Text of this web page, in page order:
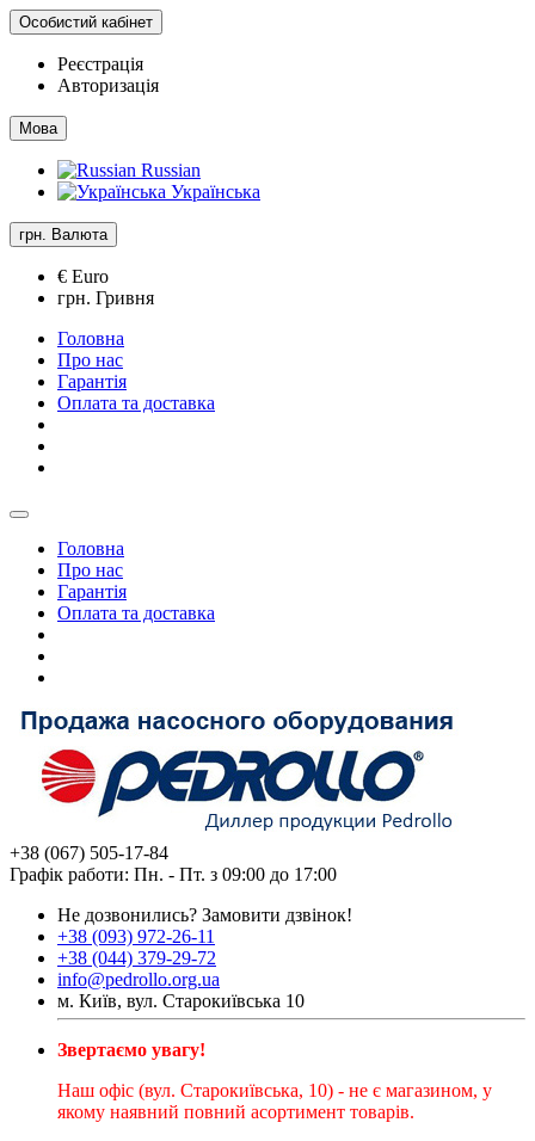
Особистий кабінет
Реєстрація
Авторизація
Мова
Russian
Українська
грн. Валюта
€ Euro
грн. Гривня
Головна
Про нас
Гарантія
Оплата та доставка
Головна
Про нас
Гарантія
Оплата та доставка
+38 (067) 505-17-84
Графік работи: Пн. - Пт. з 09:00 до 17:00
Не дозвонились? Замовити дзвінок!
+38 (093) 972-26-11
+38 (044) 379-29-72
info@pedrollo.org.ua
м. Київ, вул. Старокиївська 10
Звертаємо увагу!
Наш офіс (вул. Старокиївська, 10) - не є магазином, у
якому наявний повний асортимент товарів.